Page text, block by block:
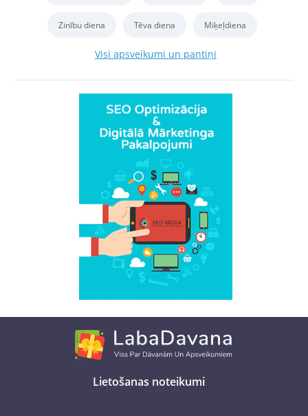
Zinību diena Tēva diena Miķeļdiena
Visi apsveikumi un pantiņi
Lietošanas noteikumi